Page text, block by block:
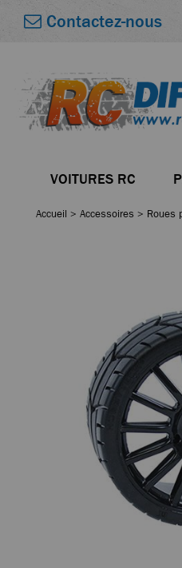
Contactez-nous
VOITURES RC
Accueil > Accessoires > Roues